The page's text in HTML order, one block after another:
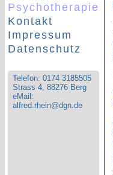
Psychotherapie
Kontakt
Impressum
Datenschutz
Telefon: 0174 3185505
Strass 4, 88276 Berg
eMail:
alfred.rhein@dgn.de